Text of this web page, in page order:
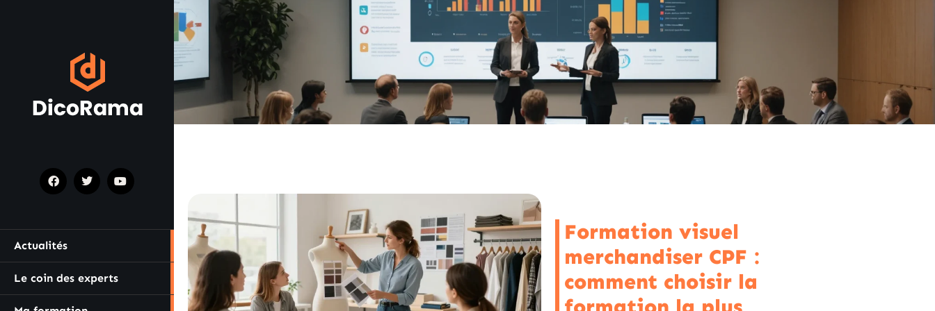
Actualités
Le coin des experts
Formation visuel
merchandiser CPF :
comment choisir la